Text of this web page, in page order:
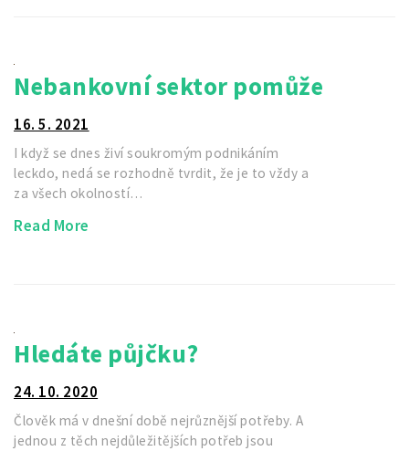
Nebankovní sektor pomůže
16. 5. 2021
I když se dnes živí soukromým podnikáním
leckdo, nedá se rozhodně tvrdit, že je to vždy a
za všech okolností…
Read More
Hledáte půjčku?
24. 10. 2020
Člověk má v dnešní době nejrůznější potřeby. A
jednou z těch nejdůležitějších potřeb jsou